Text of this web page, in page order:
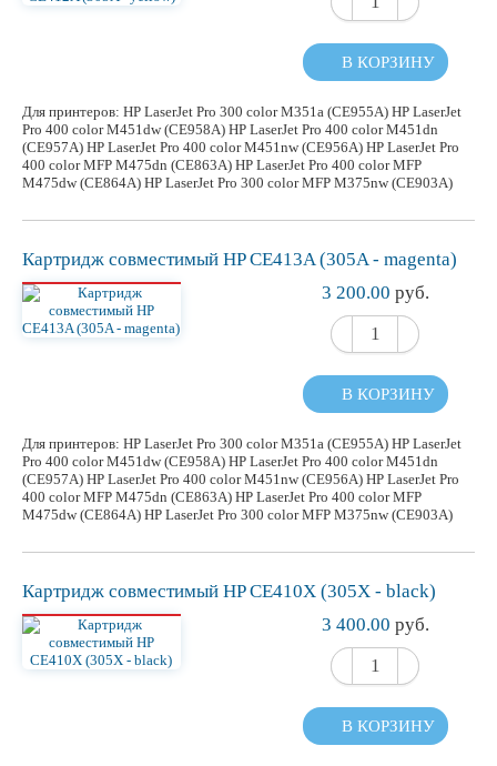
В КОРЗИНУ
Для принтеров: HP LaserJet Pro 300 color M351a (CE955A) HP LaserJet
Pro 400 color M451dw (CE958A) HP LaserJet Pro 400 color M451dn
(CE957A) HP LaserJet Pro 400 color M451nw (CE956A) HP LaserJet Pro
400 color MFP M475dn (CE863A) HP LaserJet Pro 400 color MFP
M475dw (CE864A) HP LaserJet Pro 300 color MFP M375nw (CE903A)
Картридж совместимый HP CE413A (305A - magenta)
3 200.00 руб.
В КОРЗИНУ
Для принтеров: HP LaserJet Pro 300 color M351a (CE955A) HP LaserJet
Pro 400 color M451dw (CE958A) HP LaserJet Pro 400 color M451dn
(CE957A) HP LaserJet Pro 400 color M451nw (CE956A) HP LaserJet Pro
400 color MFP M475dn (CE863A) HP LaserJet Pro 400 color MFP
M475dw (CE864A) HP LaserJet Pro 300 color MFP M375nw (CE903A)
Картридж совместимый HP CE410X (305X - black)
3 400.00 руб.
В КОРЗИНУ